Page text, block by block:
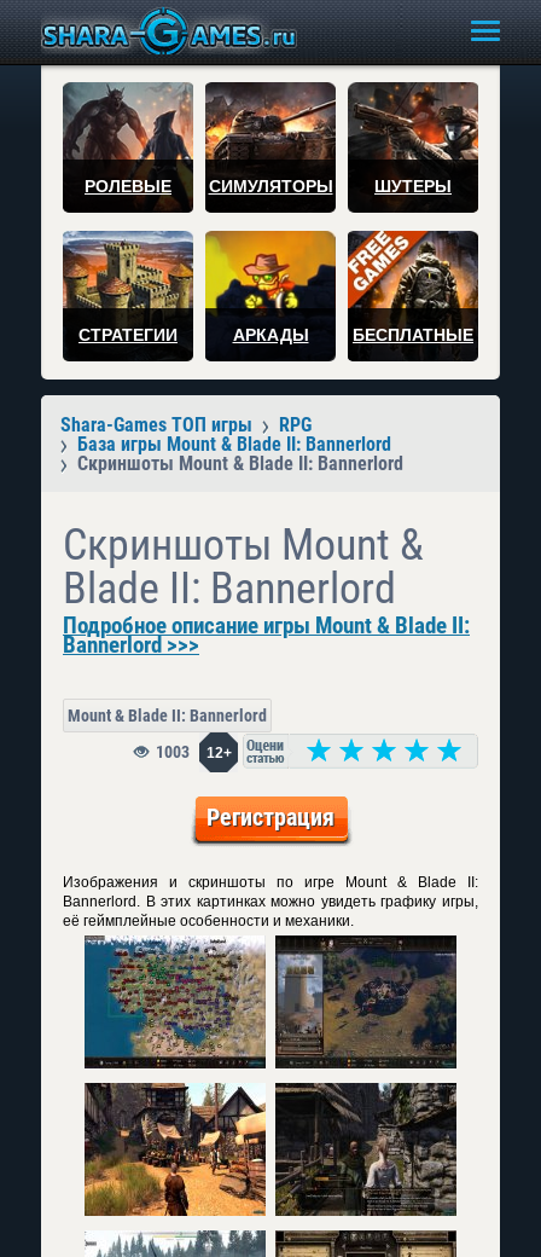
РОЛЕВЫЕ СИМУЛЯТОРЫ ШУТЕРЫ
СТРАТЕГИИ АРКАДЫ БЕСПЛАТНЫЕ
Shara-Games ТОП игры
RPG
База игры Mount & Blade II: Bannerlord
Скриншоты Mount & Blade II: Bannerlord
Скриншоты Mount &
Blade II: Bannerlord
Подробное описание игры Mount & Blade II:
Bannerlord >>>
Mount & Blade II: Bannerlord
12+
1003
Регистрация
Изображения и скриншоты по игре Mount & Blade II:
Bannerlord. В этих картинках можно увидеть графику игры,
её геймплейные особенности и механики.